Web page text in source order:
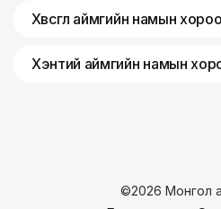
Хөвсгөл аймгийн намын хороо
Хэнтий аймгийн намын
©2026 Монгол